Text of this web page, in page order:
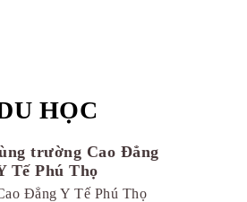
HỌC
trường Cao Đẳng
Tế Phú Thọ
Đẳng Y Tế Phú Thọ